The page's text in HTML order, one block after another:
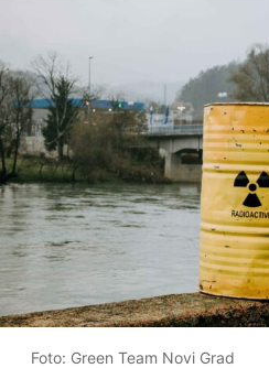
Foto: Green Team Novi Grad